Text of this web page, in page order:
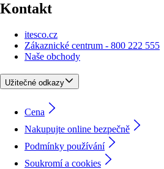
Kontakt
itesco.cz
Zákaznické centrum - 800 222 555
Naše obchody
Užitečné odkazy
Cena
Nakupujte online bezpečně
Podmínky používání
Soukromí a cookies